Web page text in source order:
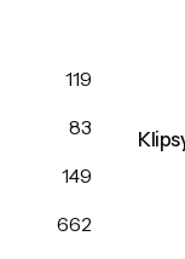
119
83
149
662